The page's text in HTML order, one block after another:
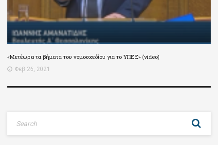
«Μετέωρα τα βήματα του νομοσχεδίου για το ΥΠΕΞ» (video)
Φεβ 26, 2021